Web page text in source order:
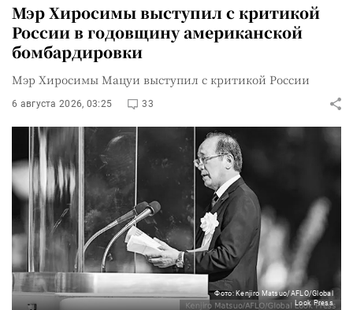
Мэр Хиросимы выступил с критикой
России в годовщину американской
бомбардировки
Мэр Хиросимы Мацуи выступил с критикой России
6 августа 2026, 03:25 33
Фото: Kenjiro Matsuo/AFLO/Global
Look Press